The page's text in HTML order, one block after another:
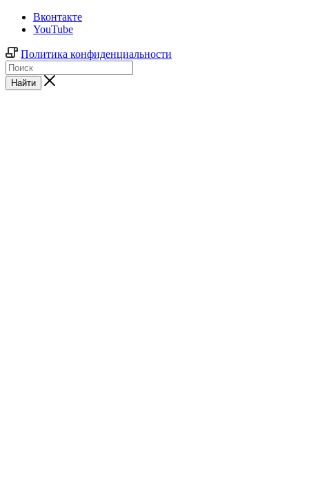
Вконтакте
YouTube
Политика конфиденциальности
Найти